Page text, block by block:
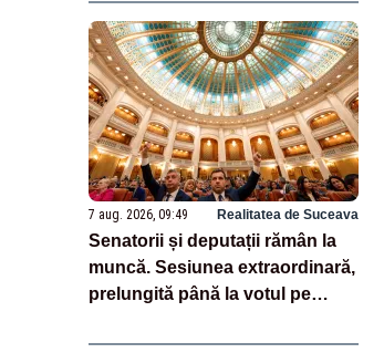
7 aug. 2026, 09:49 Realitatea de Suceava
Senatorii și deputații rămân la
muncă. Sesiunea extraordinară,
prelungită până la votul pe